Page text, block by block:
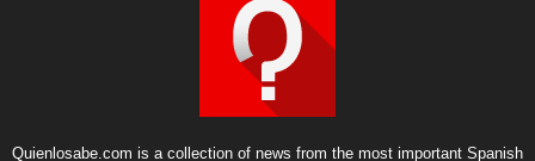
Quienlosabe.com is a collection of news from the most important Spanish